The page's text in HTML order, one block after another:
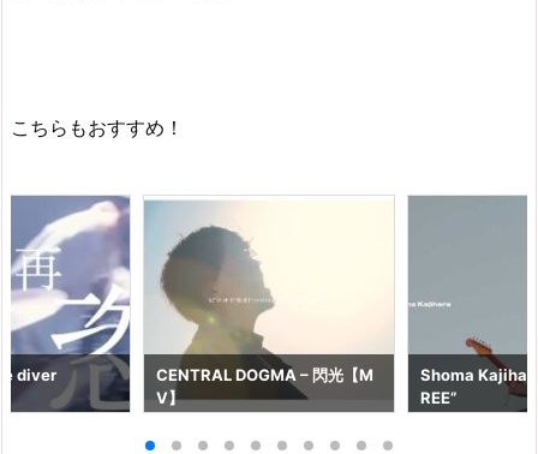
こちらもおすすめ！
diver
CENTRAL DOGMA – 閃光【M
V】
Shoma
REE”